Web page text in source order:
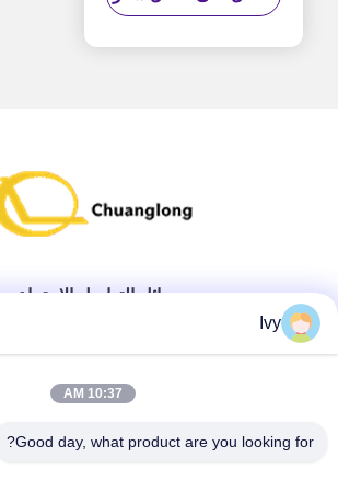
وسائل التواصل الاجتماعي
الاتصال السريع
تيل
Ivy
10:37 AM
Good day, what product are you looking for?